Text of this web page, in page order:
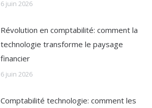
6 juin 2026
Révolution en comptabilité: comment la
technologie transforme le paysage
financier
6 juin 2026
Comptabilité technologie: comment les